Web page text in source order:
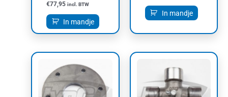
€77,95 incl. BTW
In mandje
In mandje